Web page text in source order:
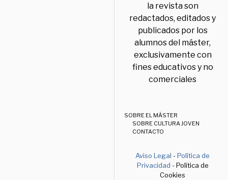
la revista son
redactados, editados y
publicados por los
alumnos del máster,
exclusivamente con
fines educativos y no
comerciales
SOBRE EL MÁSTER
SOBRE CULTURA JOVEN
CONTACTO
Aviso Legal -Política de
Privacidad - Política de
Cookies